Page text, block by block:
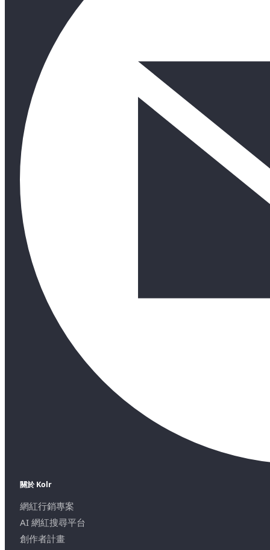
關於 Kolr
網紅行銷專案
AI 網紅搜尋平台
創作者計畫